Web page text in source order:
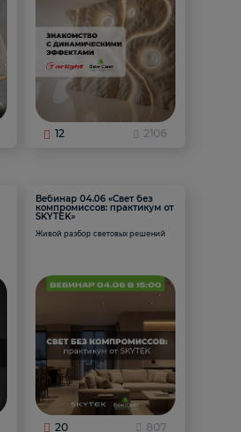
12 2106
Вебинар 04.06 «Свет без
компромиссов: практикум от
SKYTEK»
Живой разбор световых решений
20 807